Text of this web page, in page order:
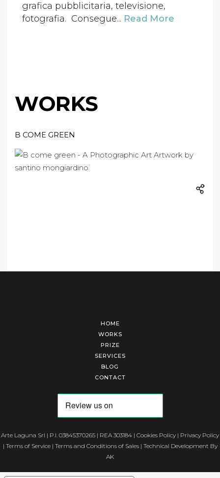
grafica pubblicitaria, televisione,
fotografia. Consegue... Read More
WORKS
B COME GREEN
HOME
WORKS
PRIZE
SERVICES
BLOG
CONTACT
Arte Laguna Srl | P.I. 03845370265 | REA 303184 | Cookies Policy | Privacy Policy
| Terms of Service| Terms and Conditions of Sales| Technical Development By
AK